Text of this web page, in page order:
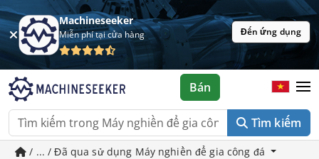
Machineseeker
Miễn phí tại cửa hàng Đến ứng dụng
Tìm kiếm
Bán
/ ... / Đã qua sử dụng Máy nghiền để gia công đá